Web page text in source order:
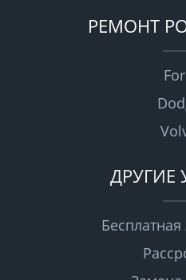
РЕМОНТ
ДРУГИЕ
Бесплатная